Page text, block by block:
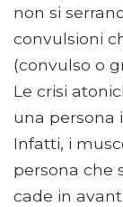
non si
convulsioni
(convulso o
Le crisi
una persona
Infatti, i
persona che
cade in